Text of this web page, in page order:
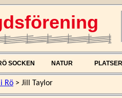
SOCKEN NATUR PLATSER
Rö > Jill Taylor